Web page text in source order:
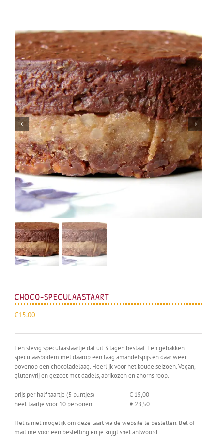
CHOCO-SPECULAASTAART
€15.00
Een stevig speculaastaartje dat uit 3 lagen bestaat. Een gebakken
speculaasbodem met daarop een laag amandelspijs en daar weer
bovenop een chocoladelaag. Heerlijk voor het koude seizoen. Vegan,
glutenvrij en gezoet met dadels, abrikozen en ahornsiroop.
prijs per half taartje (5 puntjes) € 15,00
heel taartje voor 10 personen: € 28,50
Het is niet mogelijk om deze taart via de website te bestellen. Bel of
mail me voor een bestelling en je krijgt snel antwoord.